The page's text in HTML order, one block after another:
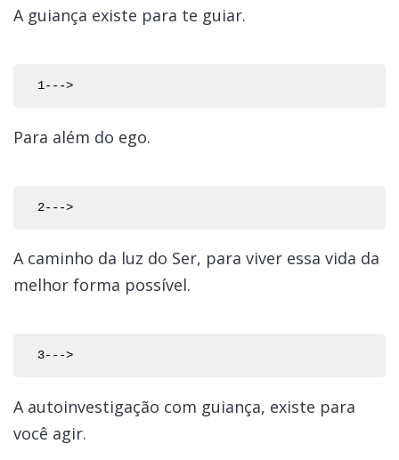
A guiança existe para te guiar.
Para além do ego.
A caminho da luz do Ser, para viver essa vida da
melhor forma possível.
A autoinvestigação com guiança, existe para
você agir.